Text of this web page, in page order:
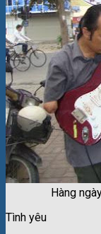
Hàng ngày anh
Tình yêu